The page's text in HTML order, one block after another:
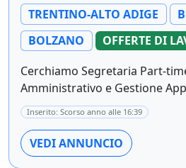
TRENTINO-ALTO ADIGE
BOLZANO
OFFERTE DI
Cerchiamo Segretaria Part-
Amministrativo e Gestione
Inserito: Scorso anno alle 16:39
VEDI ANNUNCIO